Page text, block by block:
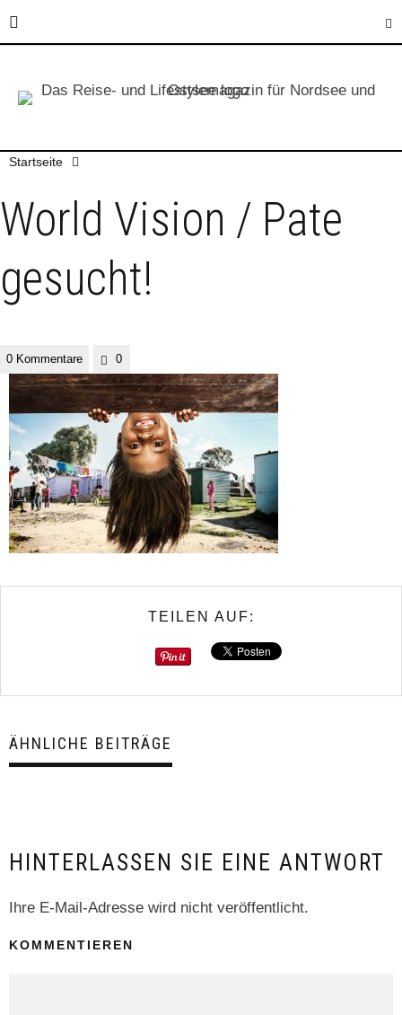
Startseite
World Vision / Pate
gesucht!
0 Kommentare 0
TEILEN AUF:
ÄHNLICHE BEITRÄGE
HINTERLASSEN SIE EINE ANTWORT
Ihre E-Mail-Adresse wird nicht veröffentlicht.
KOMMENTIEREN